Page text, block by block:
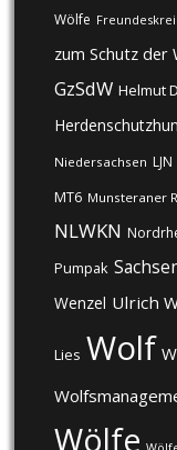
Wölfe
zum Schutz der
GzSdW Helmut
Niedersachsen LJN
MT6 Munsteraner
NLWKN
Pumpak
Wenzel Ulrich
Lies Wolf
Wölfe